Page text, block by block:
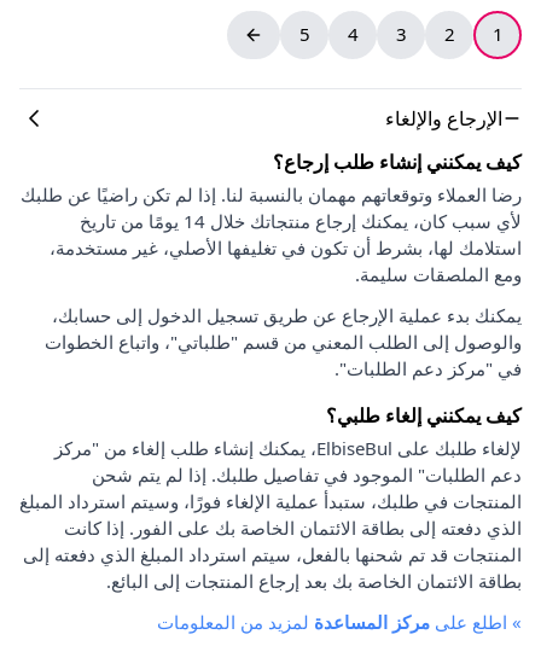
1
2
3
4
5
الإرجاع والإلغاء
كيف يمكنني إنشاء طلب إرجاع؟
رضا العملاء وتوقعاتهم مهمان بالنسبة لنا. إذا لم تكن راضيًا عن طلبك
لأي سبب كان، يمكنك إرجاع منتجاتك خلال 14 يومًا من تاريخ
استلامك لها، بشرط أن تكون في تغليفها الأصلي، غير مستخدمة،
ومع الملصقات سليمة.
يمكنك بدء عملية الإرجاع عن طريق تسجيل الدخول إلى حسابك،
والوصول إلى الطلب المعني من قسم "طلباتي"، واتباع الخطوات
في "مركز دعم الطلبات".
كيف يمكنني إلغاء طلبي؟
لإلغاء طلبك على ElbiseBul، يمكنك إنشاء طلب إلغاء من "مركز
دعم الطلبات" الموجود في تفاصيل طلبك. إذا لم يتم شحن
المنتجات في طلبك، ستبدأ عملية الإلغاء فورًا، وسيتم استرداد المبلغ
الذي دفعته إلى بطاقة الائتمان الخاصة بك على الفور. إذا كانت
المنتجات قد تم شحنها بالفعل، سيتم استرداد المبلغ الذي دفعته إلى
بطاقة الائتمان الخاصة بك بعد إرجاع المنتجات إلى البائع.
» اطلع على مركز المساعدة لمزيد من المعلومات